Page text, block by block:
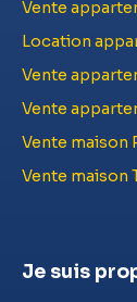
Vente
Location
Vente
Vente
Vente maison
Vente maison
Je suis